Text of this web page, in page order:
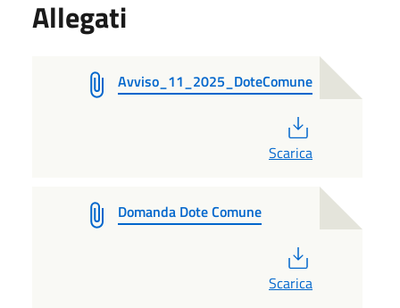
Allegati
Avviso_11_2025_DoteComune
Scarica
Domanda Dote Comune
Scarica